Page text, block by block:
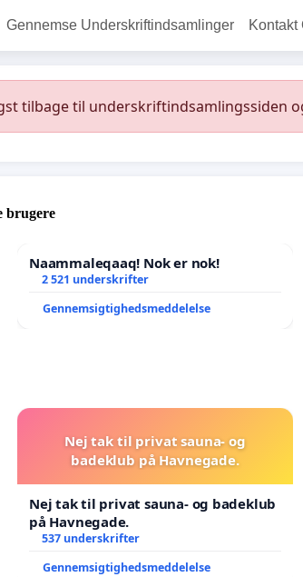
Gennemse Underskriftindsamlinger Kontakt
tilbage til underskriftindsamlingssiden
brugere
Naammaleqaaq! Nok er nok!
2 521 underskrifter
Gennemsigtighedsmeddelelse
Nej tak til privat sauna- og
badeklub på Havnegade.
Nej tak til privat sauna- og badeklub
på Havnegade.
537 underskrifter
Gennemsigtighedsmeddelelse